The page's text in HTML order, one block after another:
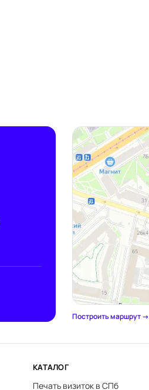
Построить маршрут →
КАТАЛОГ
Печать визиток в СПб